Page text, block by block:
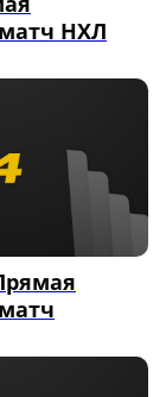
НХЛ